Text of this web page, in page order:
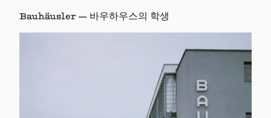
Bauhäusler — 바우하우스의 학생